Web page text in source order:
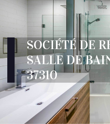
SOCIÉTÉ DE
SALLE DE
37310